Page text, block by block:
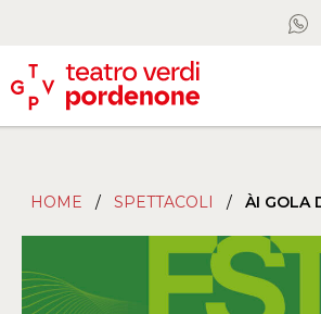
HOME / SPETTACOLI / ÀI GOLA